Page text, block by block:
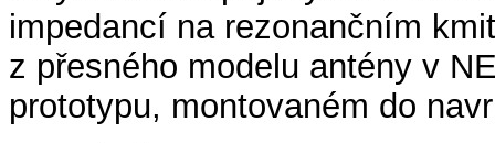
impedancí na rezonančním
z přesného modelu antény v
prototypu, montovaném do